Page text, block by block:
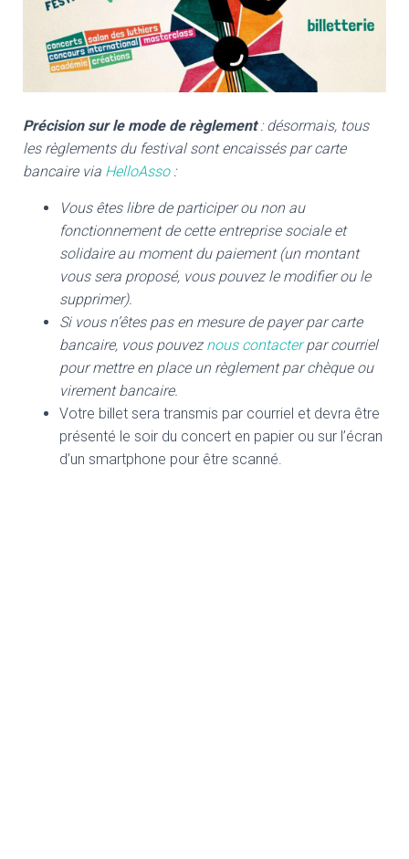
Précision sur le mode de règlement: désormais, tous
les règlements du festival sont encaissés par carte
bancaire via HelloAsso:
Vous êtes libre de participer ou non au
fonctionnement de cette entreprise sociale et
solidaire au moment du paiement (un montant
vous sera proposé, vous pouvez le modifier ou le
supprimer).
Si vous n’êtes pas en mesure de payer par carte
bancaire, vous pouvez nous contacterpar courriel
pour mettre en place un règlement par chèque ou
virement bancaire.
Votre billet sera transmis par courriel et devra être
présenté le soir du concert en papier ou sur l’écran
d’un smartphone pour être scanné.